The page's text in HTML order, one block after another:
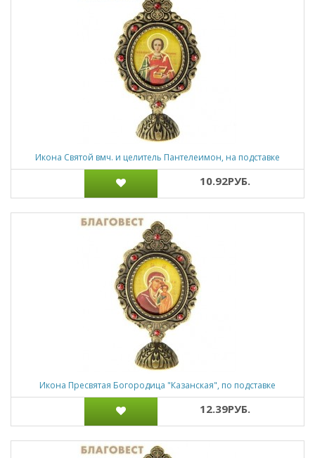
Икона Святой вмч. и целитель Пантелеимон, на подставке
10.92РУБ.
Икона Пресвятая Богородица "Казанская", по подставке
12.39РУБ.